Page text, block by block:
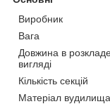
Виробник
Вага
Довжина в
вигляді
Кількість секцій
Матеріал вудилища